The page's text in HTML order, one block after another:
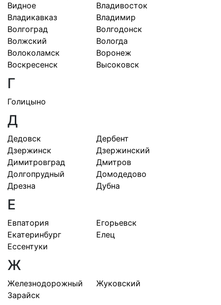
Видное
Владивосток
Владикавказ
Владимир
Волгоград
Волгодонск
Волжский
Вологда
Волоколамск
Воронеж
Воскресенск
Высоковск
Г
Голицыно
Д
Дедовск
Дербент
Дзержинск
Дзержинский
Димитровград
Дмитров
Долгопрудный
Домодедово
Дрезна
Дубна
Е
Евпатория
Егорьевск
Екатеринбург
Елец
Ессентуки
Ж
Железнодорожный
Жуковский
Зарайск